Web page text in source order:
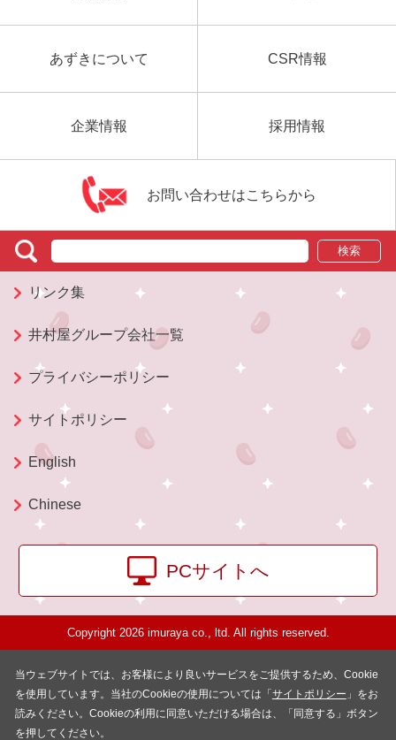
当ウェブサイトでは、お客様により良いサービスをご提供するため、Cookie
を使用しています。当社のCookieの使用については「 サイトポリシー 」をお
読みください。Cookieの利用に同意いただける場合は、「同意する」ボタン
を押してください。
あずきについて CSR情報
企業情報 採用情報
お問い合わせはこちらから
検索
リンク集
井村屋グループ会社一覧
プライバシーポリシー
サイトポリシー
English
Chinese
PCサイトへ
Copyright 2026 imuraya co., ltd. All rights reserved.